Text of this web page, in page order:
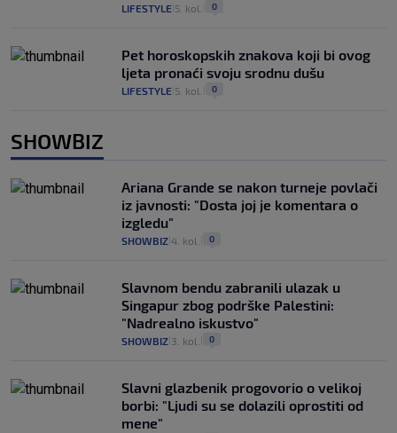
LIFESTYLE 5. kol. 0
Pet horoskopskih znakova koji bi ovog
ljeta pronaći svoju srodnu dušu
LIFESTYLE 5. kol. 0
SHOWBIZ
Ariana Grande se nakon turneje povlači
iz javnosti: "Dosta joj je komentara o
izgledu"
SHOWBIZ 4. kol. 0
Slavnom bendu zabranili ulazak u
Singapur zbog podrške Palestini:
"Nadrealno iskustvo"
SHOWBIZ 3. kol. 0
Slavni glazbenik progovorio o velikoj
borbi: "Ljudi su se dolazili oprostiti od
mene"